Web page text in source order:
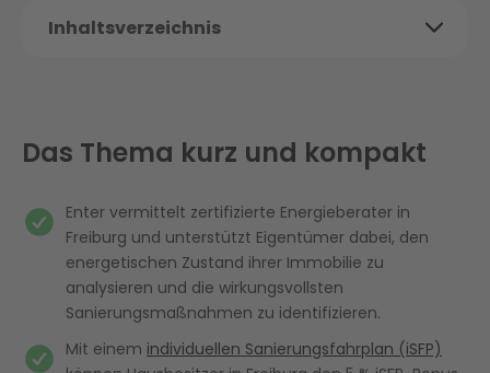
Inhaltsverzeichnis
Vorteile mit Enter
Energieberatung Freiburg: Bis zu 33.000 €
Förderung sichern
Warum sich energetische Sanierung lohnt
Klimawandel in Freiburg: Herausforderung
und Chance für Hausbesitzer
Fazit: Mit Energieberatung in Freiburg Kosten
Das Thema kurz und kompakt
Enter vermittelt zertifizierte Energieberater in
Freiburg und unterstützt Eigentümer dabei, den
energetischen Zustand ihrer Immobilie zu
analysieren und die wirkungsvollsten
Sanierungsmaßnahmen zu identifizieren.
Mit einem individuellen Sanierungsfahrplan (iSFP)